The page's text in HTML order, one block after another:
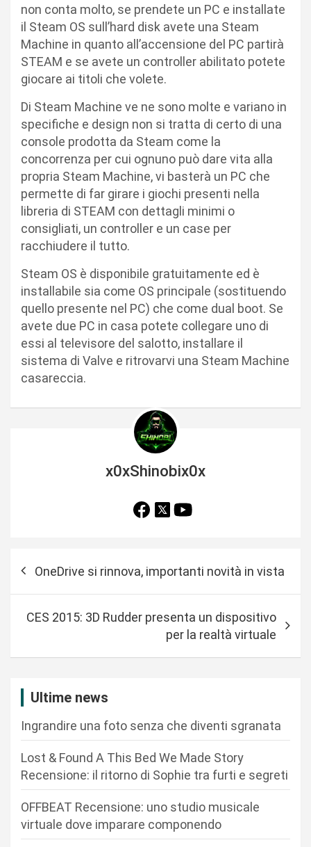
non conta molto, se prendete un PC e installate
il Steam OS sull’hard disk avete una Steam
Machine in quanto all’accensione del PC partirà
STEAM e se avete un controller abilitato potete
giocare ai titoli che volete.
Di Steam Machine ve ne sono molte e variano in
specifiche e design non si tratta di certo di una
console prodotta da Steam come la
concorrenza per cui ognuno può dare vita alla
propria Steam Machine, vi basterà un PC che
permette di far girare i giochi presenti nella
libreria di STEAM con dettagli minimi o
consigliati, un controller e un case per
racchiudere il tutto.
Steam OS è disponibile gratuitamente ed è
installabile sia come OS principale (sostituendo
quello presente nel PC) che come dual boot. Se
avete due PC in casa potete collegare uno di
essi al televisore del salotto, installare il
sistema di Valve e ritrovarvi una Steam Machine
casareccia.
x0xShinobix0x
OneDrive si rinnova, importanti novità in vista
CES 2015: 3D Rudder presenta un dispositivo
per la realtà virtuale
Ultime news
Ingrandire una foto senza che diventi sgranata
Lost & Found A This Bed We Made Story
Recensione: il ritorno di Sophie tra furti e segreti
OFFBEAT Recensione: uno studio musicale
virtuale dove imparare componendo